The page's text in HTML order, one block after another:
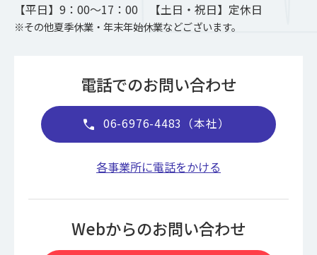
【平日】9：00～17：00 【土日・祝日】定休日
※その他夏季休業・年末年始休業などございます。
電話でのお問い合わせ
call 06-6976-4483（本社）
各事業所に電話をかける
Webからのお問い合わせ